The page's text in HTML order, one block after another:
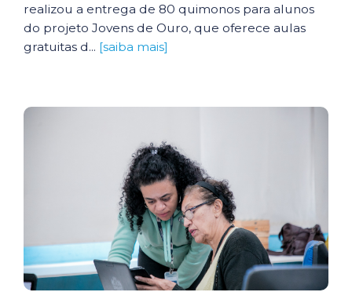
realizou a entrega de 80 quimonos para alunos
do projeto Jovens de Ouro, que oferece aulas
gratuitas d... [saiba mais]